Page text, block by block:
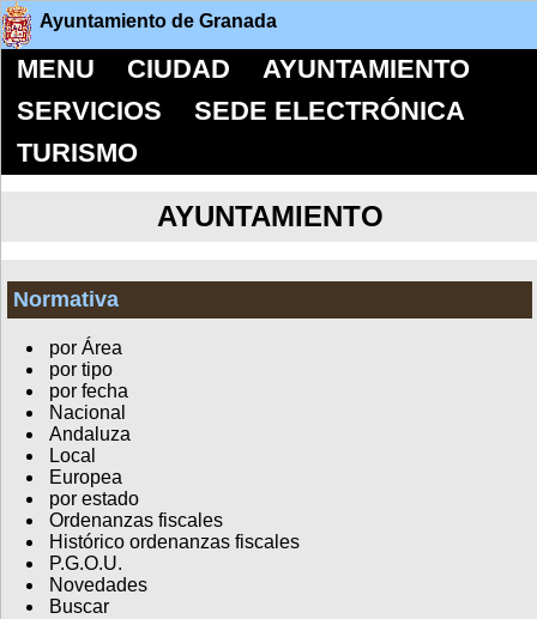
Ayuntamiento de Granada
MENU CIUDAD
AYUNTAMIENTO
SERVICIOS
SEDE ELECTRÓNICA
TURISMO
AYUNTAMIENTO
Normativa
por Área
por tipo
por fecha
Nacional
Andaluza
Local
Europea
por estado
Ordenanzas fiscales
Histórico ordenanzas fiscales
P.G.O.U.
Novedades
Buscar